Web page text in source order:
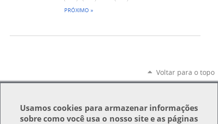
PRÓXIMO »
Voltar para o topo
Usamoscookies para armazenar informações
sobre como você usa o nosso site e as páginas